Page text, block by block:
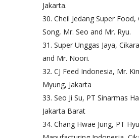
Jakarta.
Cheil Jedang Super Food,
Song, Mr. Seo and Mr. Ryu.
Super Unggas Jaya,
and Mr. Noori.
CJ Feed Indonesia, Mr.
Myung, Jakarta
Seo Ji Su, PT Sinarmas
Jakarta Barat
Chang Hwae Jung, PT